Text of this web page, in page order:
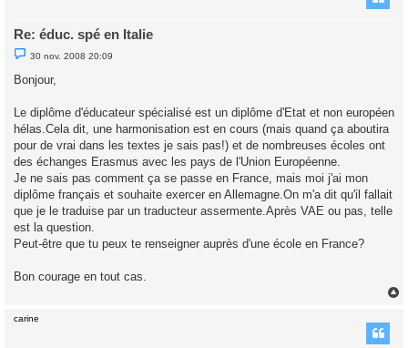
Re: éduc. spé en Italie
M
e
s
e
n
n
l
30 nov. 2008 20:09
Bonjour,
Le diplôme d'éducateur spécialisé est un diplôme d'Etat et non européen
hélas.Cela dit, une harmonisation est en cours (mais quand ça aboutira
pour de vrai dans les textes je sais pas!) et de nombreuses écoles ont
des échanges Erasmus avec les pays de l'Union Européenne.
Je ne sais pas comment ça se passe en France, mais moi j'ai mon
diplôme français et souhaite exercer en Allemagne.On m'a dit qu'il fallait
que je le traduise par un traducteur assermente.Après VAE ou pas, telle
est la question.
Peut-être que tu peux te renseigner auprès d'une école en France?
Bon courage en tout cas.
carine